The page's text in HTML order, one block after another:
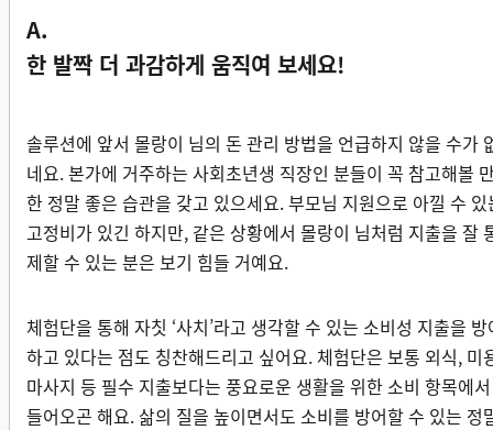
A.
한 발짝 더 과감하게 움직여 보세요!
솔루션에 앞서 몰랑이 님의 돈 관리 방법을 언급하지 않을 수가
네요. 본가에 거주하는 사회초년생 직장인 분들이 꼭 참고해볼
한 정말 좋은 습관을 갖고 있으세요. 부모님 지원으로 아낄 수 있
고정비가 있긴 하지만, 같은 상황에서 몰랑이 님처럼 지출을 잘
제할 수 있는 분은 보기 힘들 거예요.
체험단을 통해 자칫 ‘사치’라고 생각할 수 있는 소비성 지출을 방
하고 있다는 점도 칭찬해드리고 싶어요. 체험단은 보통 외식, 미
마사지 등 필수 지출보다는 풍요로운 생활을 위한 소비 항목에서
들어오곤 해요. 삶의 질을 높이면서도 소비를 방어할 수 있는 정